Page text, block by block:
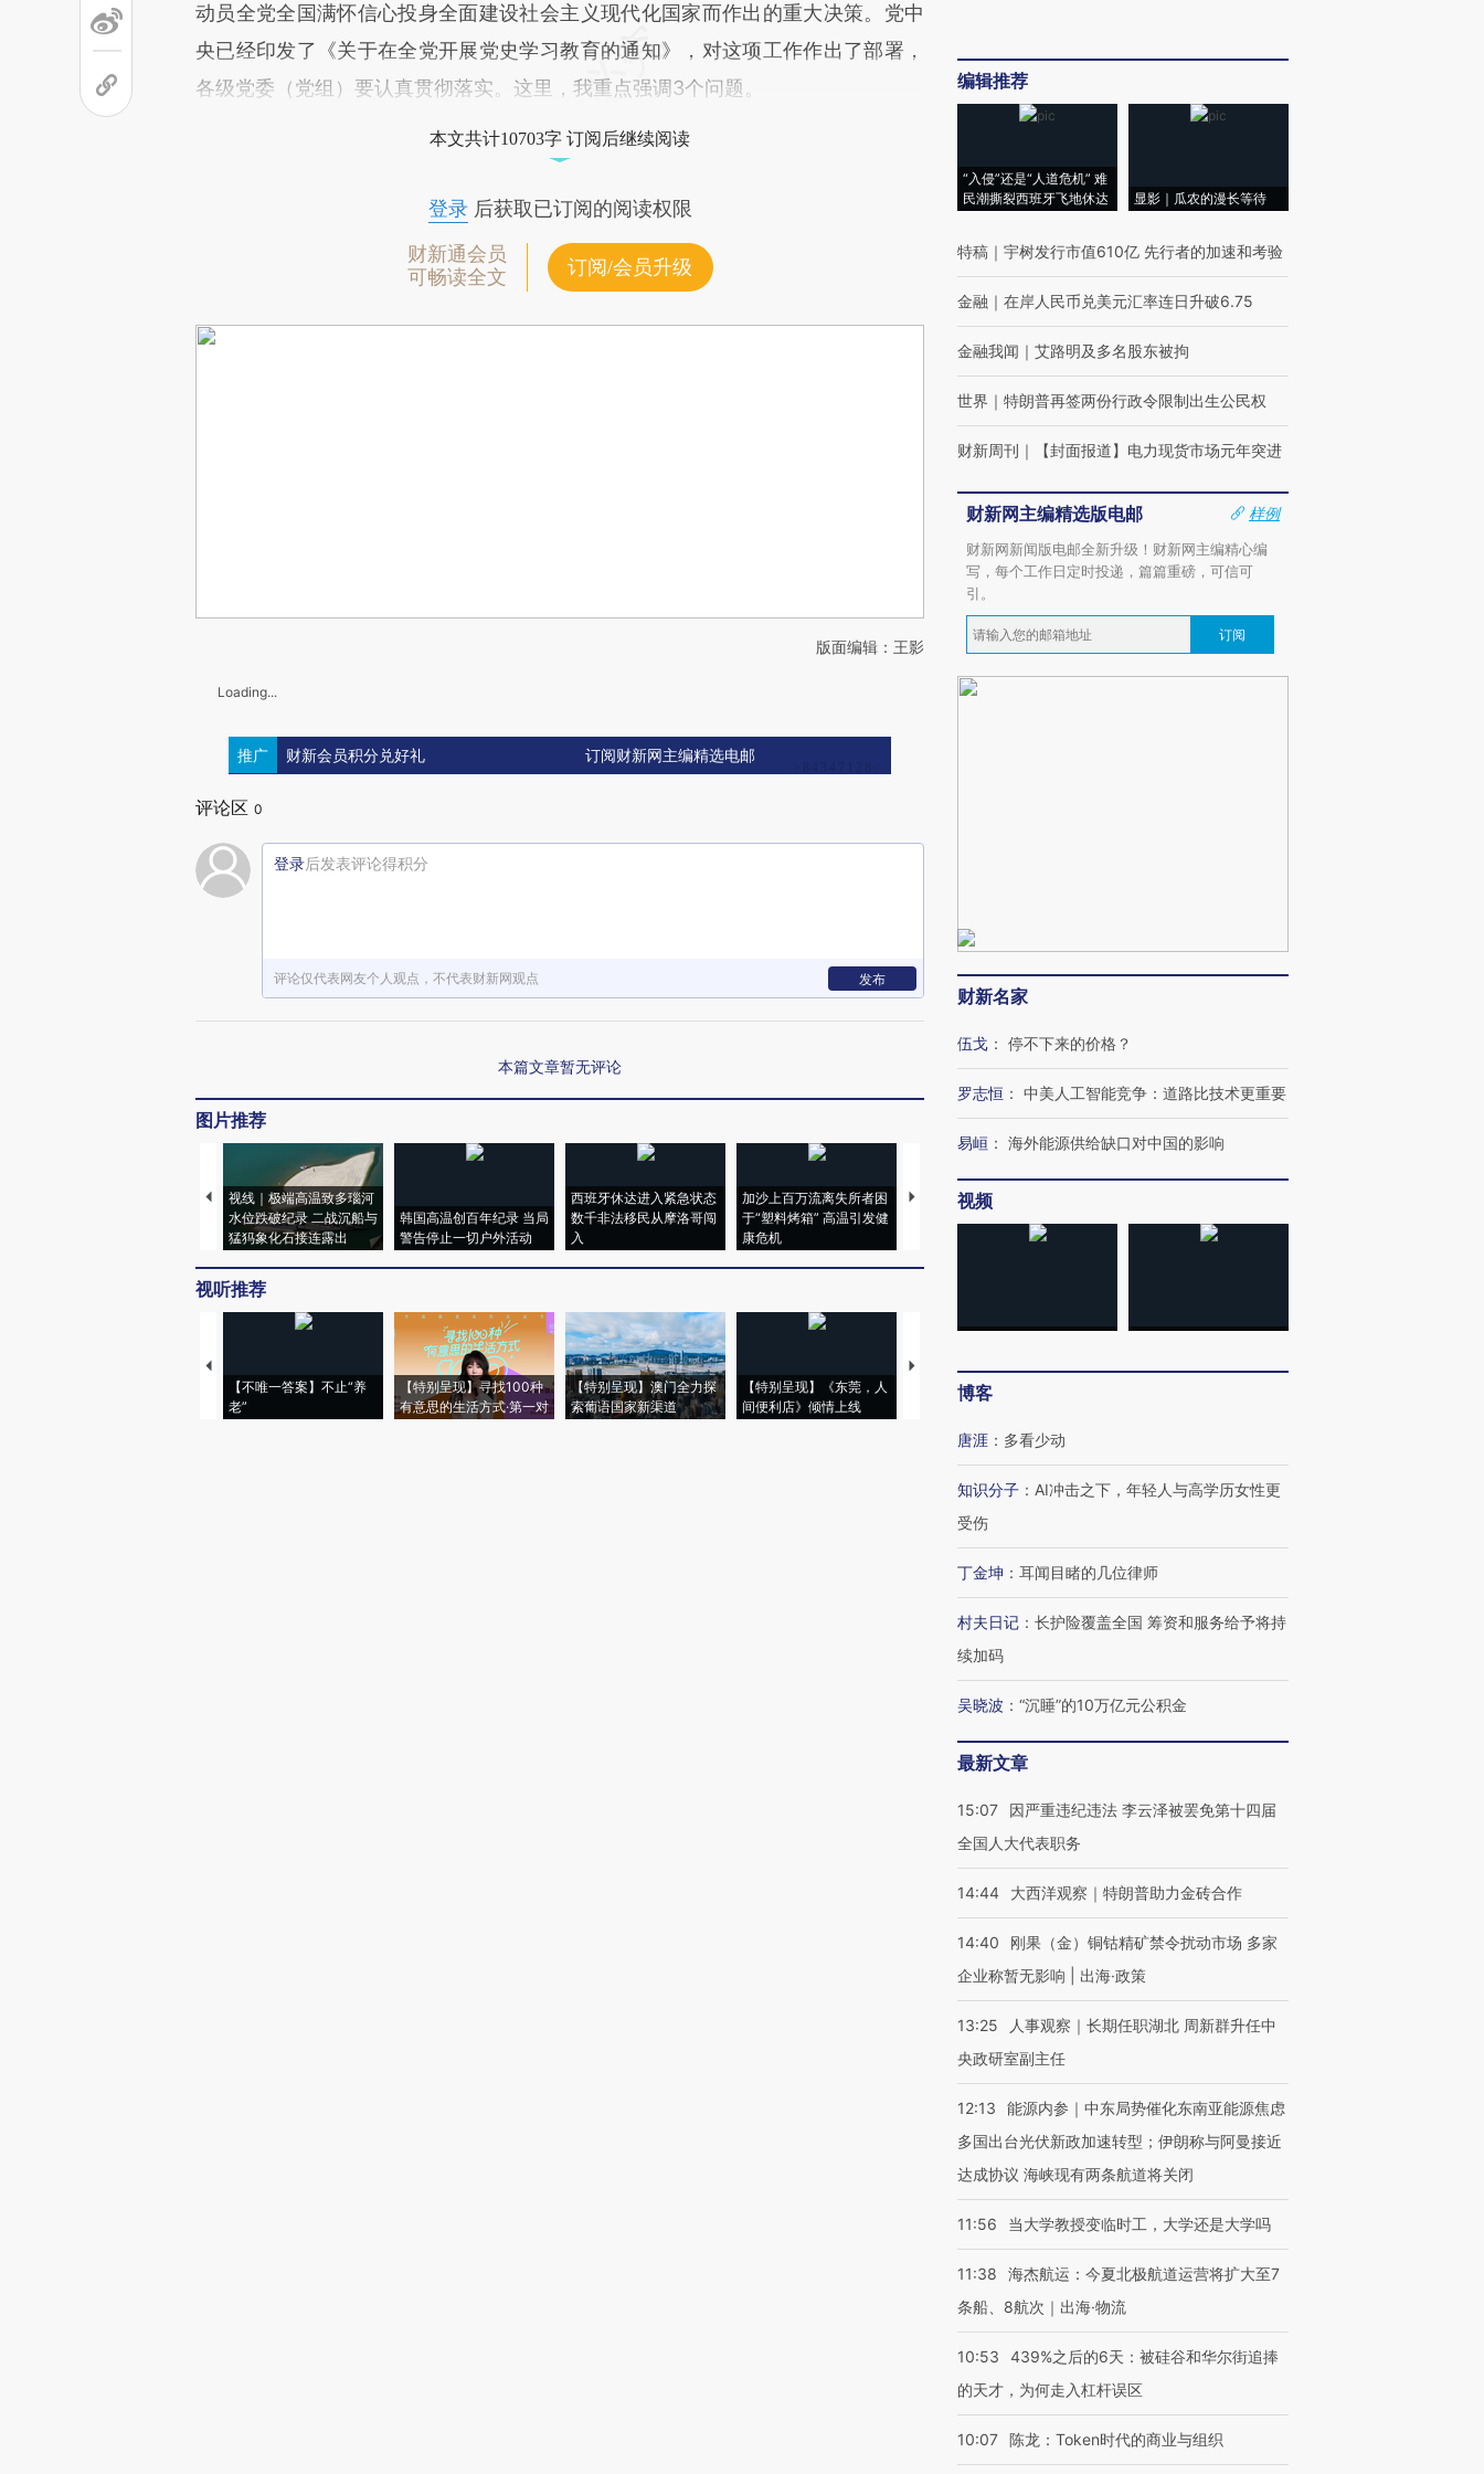
动员全党全国满怀信心投身全面建设社会主义现代化国家而作出的重大决策。党中
央已经印发了《关于在全党开展党史学习教育的通知》，对这项工作作出了部署，
各级党委（党组）要认真贯彻落实。这里，我重点强调3个问题。
本文共计10703字 订阅后继续阅读
登录后获取已订阅的阅读权限
财新通会员
可畅读全文
订阅/会员升级
版面编辑：王影
Loading...
推广 财新会员积分兑好礼 订阅财新网主编精选电邮
评论区 0
登录后发表评论得积分
评论仅代表网友个人观点，不代表财新网观点 发布
本篇文章暂无评论
图片推荐
视线｜极端高温致多瑙河
水位跌破纪录 二战沉船与
猛犸象化石接连露出
韩国高温创百年纪录 当局
警告停止一切户外活动
西班牙休达进入紧急状态
数千非法移民从摩洛哥闯
入
加沙上百万流离失所者困
于“塑料烤箱” 高温引发健
康危机
视线｜HYROX的吸金
视听推荐
【不唯一答案】不止“养
老”
【特别呈现】寻找100种
有意思的生活方式·第一对
【特别呈现】澳门全力探
索葡语国家新渠道
【特别呈现】《东莞，人
间便利店》倾情上线
【推广】走进第四届链博
会，让数智科技“链”接产
【商旅对话】华住集团
编辑推荐
“入侵”还是“人道危机” 难
民潮撕裂西班牙飞地休达
显影｜瓜农的漫长等待
特稿 ｜ 宇树发行市值610亿 先行者的加速和考验
金融 ｜ 在岸人民币兑美元汇率连日升破6.75
金融我闻 ｜ 艾路明及多名股东被拘
世界 ｜ 特朗普再签两份行政令限制出生公民权
财新周刊 ｜ 【封面报道】电力现货市场元年突进
财新网主编精选版电邮
样例
财新网新闻版电邮全新升级！财新网主编精心编
写，每个工作日定时投递，篇篇重磅，可信可
引。
订阅
财新名家
伍戈 ： 停不下来的价格？
罗志恒 ： 中美人工智能竞争：道路比技术更重要
易峘 ： 海外能源供给缺口对中国的影响
视频
博客
唐涯 ： 多看少动
知识分子 ： AI冲击之下，年轻人与高学历女性更
受伤
丁金坤 ： 耳闻目睹的几位律师
村夫日记 ： 长护险覆盖全国 筹资和服务给予将持
续加码
吴晓波 ： “沉睡”的10万亿元公积金
最新文章
15:07
因严重违纪违法 李云泽被罢免第十四届
全国人大代表职务
14:44 大西洋观察｜特朗普助力金砖合作
14:40
刚果（金）铜钴精矿禁令扰动市场 多家
企业称暂无影响 | 出海·政策
13:25
人事观察｜长期任职湖北 周新群升任中
央政研室副主任
12:13
能源内参｜中东局势催化东南亚能源焦虑
多国出台光伏新政加速转型；伊朗称与阿曼接近
达成协议 海峡现有两条航道将关闭
11:56 当大学教授变临时工，大学还是大学吗
11:38
海杰航运：今夏北极航道运营将扩大至7
条船、8航次｜出海·物流
10:53
439%之后的6天：被硅谷和华尔街追捧
的天才，为何走入杠杆误区
10:07 陈龙：Token时代的商业与组织